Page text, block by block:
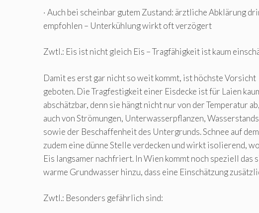
· Auch bei scheinbar gutem Zustand: ärztliche Abklärung
empfohlen – Unterkühlung wirkt oft verzögert
Zwtl.: Eis ist nicht gleich Eis – Tragfähigkeit ist kaum
Damit es erst gar nicht so weit kommt, ist höchste Vorsicht
geboten. Die Tragfestigkeit einer Eisdecke ist für Laien
abschätzbar, denn sie hängt nicht nur von der Temperatur
auch von Strömungen, Unterwasserpflanzen,
sowie der Beschaffenheit des Untergrunds. Schnee auf
zudem eine dünne Stelle verdecken und wirkt isolierend,
Eis langsamer nachfriert. In Wien kommt noch speziell das
warme Grundwasser hinzu, dass eine Einschätzung
Zwtl.: Besonders gefährlich sind: